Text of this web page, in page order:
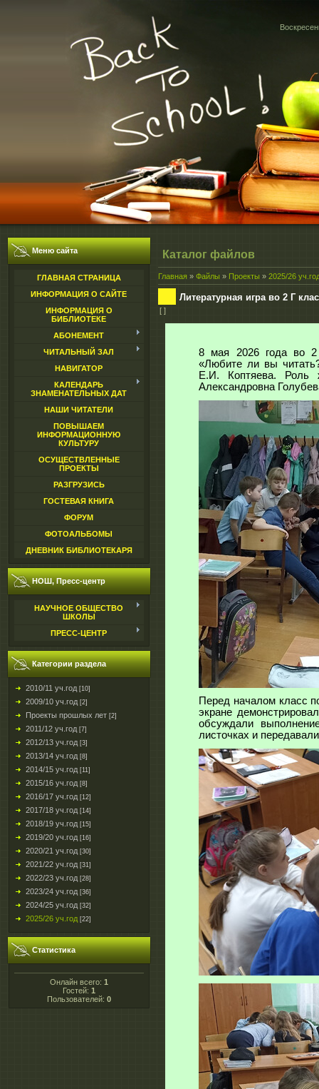
Меню сайта
ГЛАВНАЯ СТРАНИЦА
ИНФОРМАЦИЯ О САЙТЕ
ИНФОРМАЦИЯ О
БИБЛИОТЕКЕ
АБОНЕМЕНТ
ЧИТАЛЬНЫЙ ЗАЛ
НАВИГАТОР
КАЛЕНДАРЬ
ЗНАМЕНАТЕЛЬНЫХ ДАТ
НАШИ ЧИТАТЕЛИ
ПОВЫШАЕМ
ИНФОРМАЦИОННУЮ
КУЛЬТУРУ
ОСУЩЕСТВЛЕННЫЕ
ПРОЕКТЫ
РАЗГРУЗИСЬ
ГОСТЕВАЯ КНИГА
ФОРУМ
ФОТОАЛЬБОМЫ
ДНЕВНИК БИБЛИОТЕКАРЯ
НОШ, Пресс-центр
НАУЧНОЕ ОБЩЕСТВО
ШКОЛЫ
ПРЕСС-ЦЕНТР
Категории раздела
2010/11 уч.год [10]
2009/10 уч.год [2]
Проекты прошлых лет [2]
2011/12 уч.год [7]
2012/13 уч.год [3]
2013/14 уч.год [8]
2014/15 уч.год [11]
2015/16 уч.год [8]
2016/17 уч.год [12]
2017/18 уч.год [14]
2018/19 уч.год [15]
2019/20 уч.год [16]
2020/21 уч.год [30]
2021/22 уч.год [31]
2022/23 уч.год [28]
2023/24 уч.год [36]
2024/25 уч.год [32]
2025/26 уч.год [22]
Статистика
Онлайн всего: 1
Гостей: 1
Пользователей: 0
Каталог файлов
Главная » Файлы » Проекты » 2025/26
Литературная игра во 2 Г
[ ]
8 мая 2026 года во 2
«Любите ли вы
Е.И. Коптяева. Роль
Александровна
Перед началом класс
экране
обсуждали
листочках и